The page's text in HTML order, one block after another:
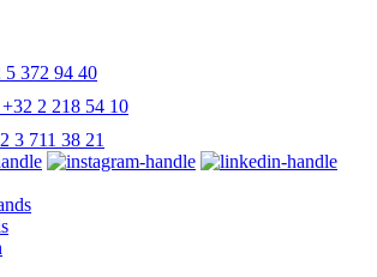
5 372 94 40
+32 2 218 54 10
3 711 38 21